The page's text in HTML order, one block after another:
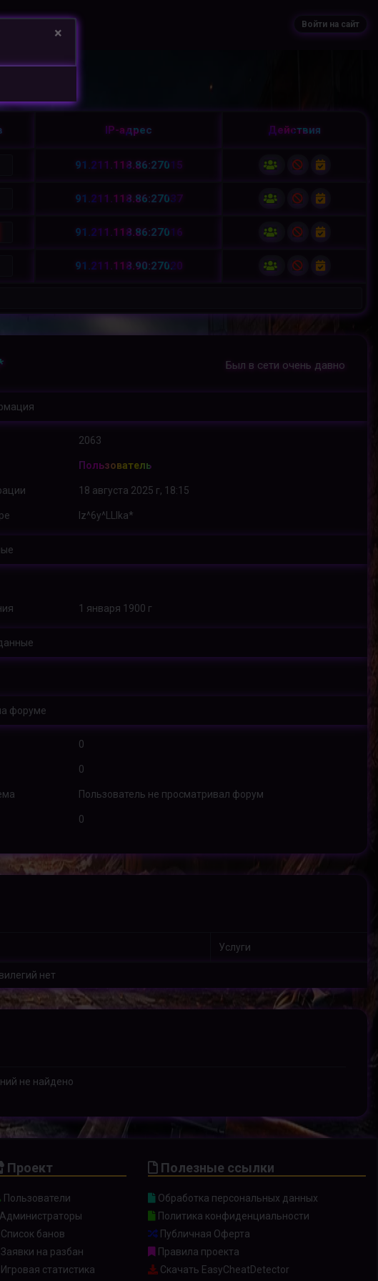
Войти на сайт
IP-адрес Действия
91.211.118.86:27015
91.211.118.86:27037
91.211.118.86:27016
91.211.118.90:27020
Был в сети очень давно
2063
Пользователь
18 августа 2025 г, 18:15
Iz^6y^LLIka*
1 января 1900 г
форуме
0
0
Пользователь не просматривал форум
0
Услуги
нет
не найдено
Проект
Пользователи
банов
на разбан
статистика
Полезные ссылки
Обработка персональных данных
Политика конфиденциальности
Публичная Оферта
Правила проекта
Скачать EasyCheatDetector
×